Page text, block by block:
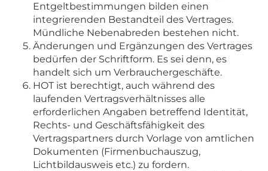
Entgeltbestimmungen bilden einen
integrierenden Bestandteil des Vertrages.
Mündliche Nebenabreden bestehen nicht.
Änderungen und Ergänzungen des Vertrages
bedürfen der Schriftform. Es sei denn, es
handelt sich um Verbrauchergeschäfte.
HOT ist berechtigt, auch während des
laufenden Vertragsverhältnisses alle
erforderlichen Angaben betreffend Identität,
Rechts- und Geschäftsfähigkeit des
Vertragspartners durch Vorlage von amtlichen
Dokumenten (Firmenbuchauszug,
Lichtbildausweis etc.) zu fordern.